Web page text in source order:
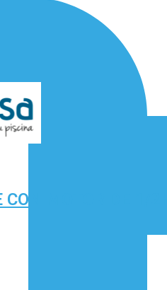
MOTOR DE 1/